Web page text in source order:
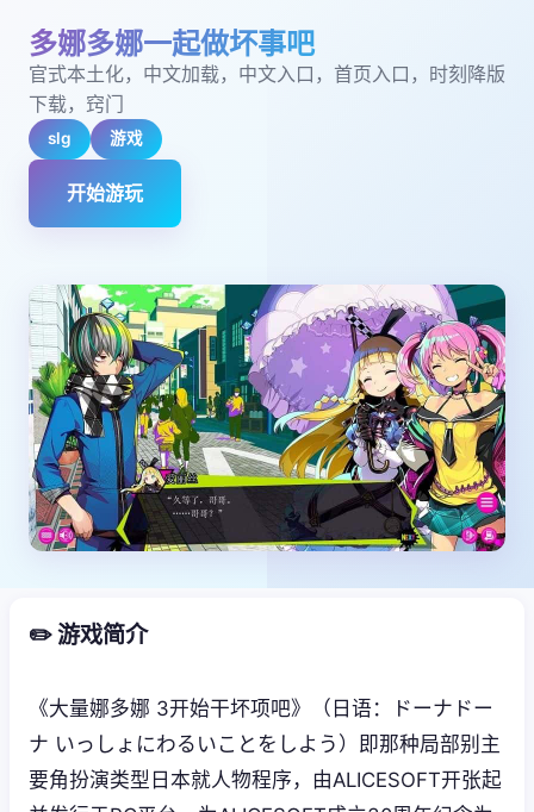
多娜多娜一起做坏事吧
官式本土化，中文加载，中文入口，首页入口，时刻降版
下载，窍门
slg 游戏
开始游玩
✏️ 游戏简介
《大量娜多娜 3开始干坏项吧》（日语：ドーナドー
ナ いっしょにわるいことをしよう）即那种局部别主
要角扮演类型日本就人物程序，由ALICESOFT开张起